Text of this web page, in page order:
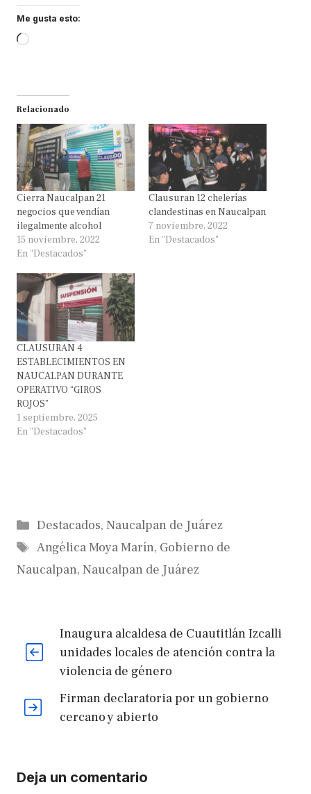
Me gusta esto:
Loading…
Relacionado
Cierra Naucalpan 21
negocios que vendían
ilegalmente alcohol
15 noviembre, 2022
En "Destacados"
Clausuran 12 chelerías
clandestinas en Naucalpan
7 noviembre, 2022
En "Destacados"
CLAUSURAN 4
ESTABLECIMIENTOS EN
NAUCALPAN DURANTE
OPERATIVO “GIROS
ROJOS”
1 septiembre, 2025
En "Destacados"
Categorías
Destacados, Naucalpan de Juárez
Etiquetas
Angélica Moya Marín, Gobierno de
Naucalpan, Naucalpan de Juárez
Inaugura alcaldesa de Cuautitlán Izcalli
unidades locales de atención contra la
violencia de género
Firman declaratoria por un gobierno
cercano y abierto
Deja un comentario